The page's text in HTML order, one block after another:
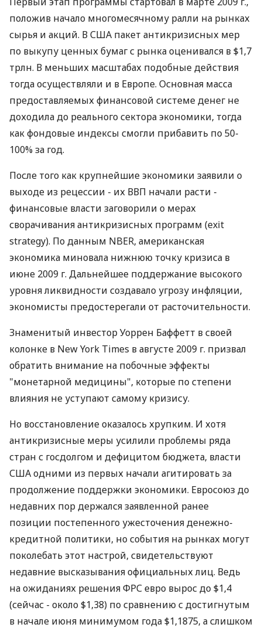
положив начало многомесячному ралли на рынках
сырья и акций. В США пакет антикризисных мер
по выкупу ценных бумаг с рынка оценивался в $1,7
трлн. В меньших масштабах подобные действия
тогда осуществляли и в Европе. Основная масса
предоставляемых финансовой системе денег не
доходила до реального сектора экономики, тогда
как фондовые индексы смогли прибавить по 50-
100% за год.
После того как крупнейшие экономики заявили о
выходе из рецессии - их ВВП начали расти -
финансовые власти заговорили о мерах
сворачивания антикризисных программ (exit
strategy). По данным NBER, американская
экономика миновала нижнюю точку кризиса в
июне 2009 г. Дальнейшее поддержание высокого
уровня ликвидности создавало угрозу инфляции,
экономисты предостерегали от расточительности.
Знаменитый инвестор Уоррен Баффетт в своей
колонке в New York Times в августе 2009 г. призвал
обратить внимание на побочные эффекты
"монетарной медицины", которые по степени
влияния не уступают самому кризису.
Но восстановление оказалось хрупким. И хотя
антикризисные меры усилили проблемы ряда
стран с госдолгом и дефицитом бюджета, власти
США одними из первых начали агитировать за
продолжение поддержки экономики. Евросоюз до
недавних пор держался заявленной ранее
позиции постепенного ужесточения денежно-
кредитной политики, но события на рынках могут
поколебать этот настрой, свидетельствуют
недавние высказывания официальных лиц. Ведь
на ожиданиях решения ФРС евро вырос до $1,4
(сейчас - около $1,38) по сравнению с достигнутым
в начале июня минимумом года $1,1875, а слишком